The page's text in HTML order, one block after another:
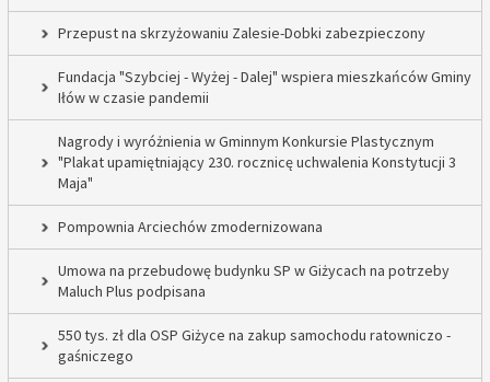
Przepust na skrzyżowaniu Zalesie-Dobki zabezpieczony
Fundacja "Szybciej - Wyżej - Dalej" wspiera mieszkańców Gminy
Iłów w czasie pandemii
Nagrody i wyróżnienia w Gminnym Konkursie Plastycznym
"Plakat upamiętniający 230. rocznicę uchwalenia Konstytucji 3
Maja"
Pompownia Arciechów zmodernizowana
Umowa na przebudowę budynku SP w Giżycach na potrzeby
Maluch Plus podpisana
550 tys. zł dla OSP Giżyce na zakup samochodu ratowniczo -
gaśniczego